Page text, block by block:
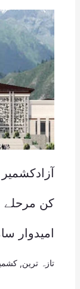
کن مرحلے
امیدوار
تازہ ترین